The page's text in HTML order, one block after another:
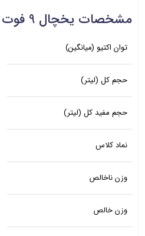
مشخصات یخچال 9 فوت ایستکول
توان اکتیو (میانگین)
حجم کل (لیتر)
حجم مفید کل (لیتر)
نماد کلاس
وزن ناخالص
وزن خالص